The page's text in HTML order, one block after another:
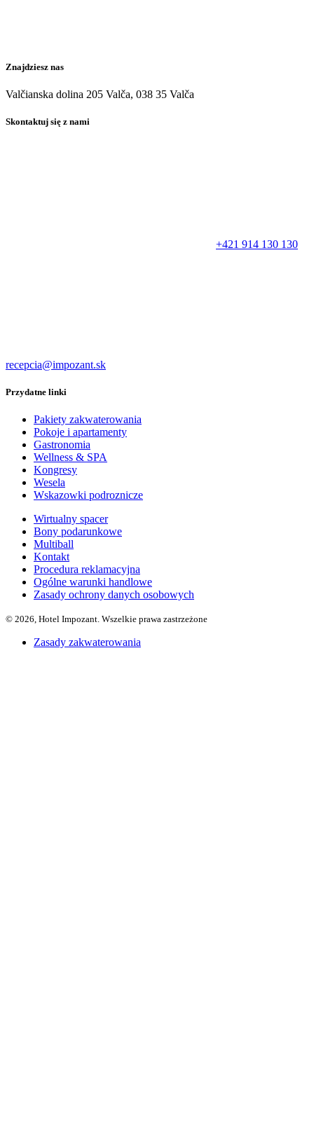
Znajdziesz nas
Valčianska dolina 205 Valča, 038 35 Valča
Skontaktuj się z nami
+421 914 130 130
recepcia@impozant.sk
Przydatne linki
Pakiety zakwaterowania
Pokoje i apartamenty
Gastronomia
Wellness & SPA
Kongresy
Wesela
Wskazowki podroznicze
Wirtualny spacer
Bony podarunkowe
Multiball
Kontakt
Procedura reklamacyjna
Ogólne warunki handlowe
Zasady ochrony danych osobowych
© 2026, Hotel Impozant. Wszelkie prawa zastrzeżone
Zasady zakwaterowania